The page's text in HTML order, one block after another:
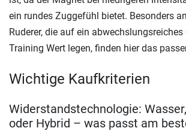
ein rundes Zuggefühl bietet. Besonders
Ruderer, die auf ein
Training Wert legen, finden hier das
Wichtige Kaufkriterien
Widerstandstechnologie:
oder Hybrid – was passt am